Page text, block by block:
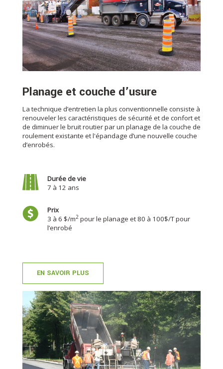
Planage et couche d’usure
La technique d’entretien la plus conventionnelle consiste à
renouveler les caractéristiques de sécurité et de confort et
de diminuer le bruit routier par un planage de la couche de
roulement existante et l'épandage d’une nouvelle couche
d’enrobés.
Durée de vie
7 à 12 ans
Prix
3 à 6 $/m2 pour le planage et 80 à 100$/T pour
l’enrobé
EN SAVOIR PLUS